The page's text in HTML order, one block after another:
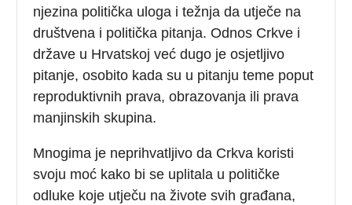
njezina politička uloga i težnja da utječe na
društvena i politička pitanja. Odnos Crkve i
države u Hrvatskoj već dugo je osjetljivo
pitanje, osobito kada su u pitanju teme poput
reproduktivnih prava, obrazovanja ili prava
manjinskih skupina.
Mnogima je neprihvatljivo da Crkva koristi
svoju moć kako bi se uplitala u političke
odluke koje utječu na živote svih građana,